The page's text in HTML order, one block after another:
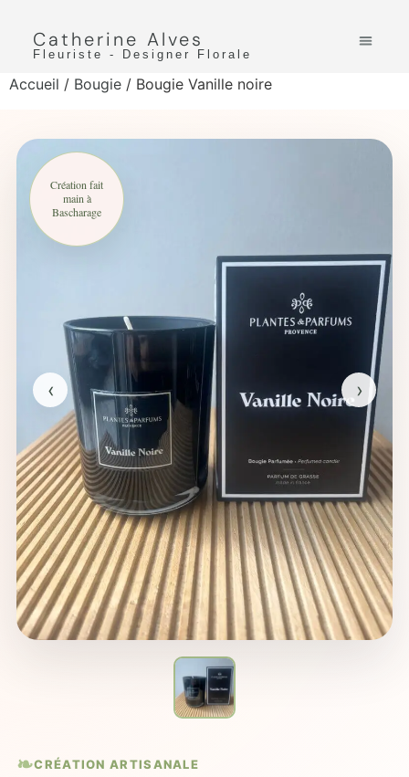
Catherine Alves
Fleuriste - Designer Florale
Accueil / Bougie / Bougie Vanille noire
Création fait
main à
Bascharage
‹ ›
CRÉATION ARTISANALE